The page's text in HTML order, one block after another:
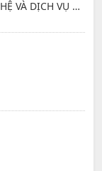
CÔNG TY TNHH CÔNG NGHỆ VÀ DỊCH VỤ HỒNG HÀ